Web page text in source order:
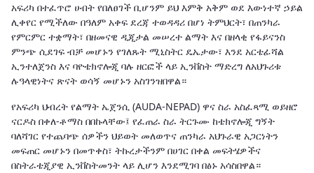
አፍሪካ በተፈጥሮ ሀብት የበለፀገች ቢሆንም ይህ እምቅ አቅም ወደ እውነተኛ ኃይል
ሊቀየር የሚችለው በዓለም አቀፍ ደረጃ ተወዳዳሪ በሆነ ትምህርት፣ በጠንካራ
የምርምር ተቋማት፣ በዘመናዊ ዲጂታል መሠረተ ልማት እና በዘላቂ የፋይናንስ
ምንጭ ሲደገፍ ብቻ መሆኑን የገለጹት ሚኒስትር ዴኤታው፣ እንደ አርቴፊሻል
ኢንተለጀንስ እና ባዮቴክኖሎጂ ባሉ ዘርፎች ላይ ኢንቨስት ማድረግ ለአህጉሪቱ
ሉዓላዊነትና ጽናት ወሳኝ መሆኑን አስገንዝበዋል።
የአፍሪካ ህብረት የልማት ኤጀንሲ (AUDA-NEPAD) ዋና ስራ አስፈጻሚ ወይዘሮ
ናርዶስ በቀለ-ቶማስ በበኩላቸው፤ የፈጠራ ስራ ትርጉሙ ከቴክኖሎጂ ግኝት
ባለሻገር የተጨባጭ ሰዎችን ህይወት መለወጥና ጠንካራ አህጉራዊ አጋርነትን
መፍጠር መሆኑን በመጥቀስ፣ ትኩረታችንም በሀገር በቀል መፍትሄዎችና
በስትራቴጂያዊ ኢንቨስትመንት ላይ ሊሆን እንደሚገባ በፅኑ አሳስበዋል።